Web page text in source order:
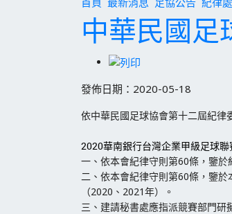
中華民國足
發佈日期：2020-05-18
依中華民國足球協會第十二屆紀律
2020華南銀行台灣企業甲級足球聯
一、依本會紀律守則第60條，鑒於
二、依本會紀律守則第60條，鑒
（2020、 2021年）。
三、建請秘書處應指派競賽部門